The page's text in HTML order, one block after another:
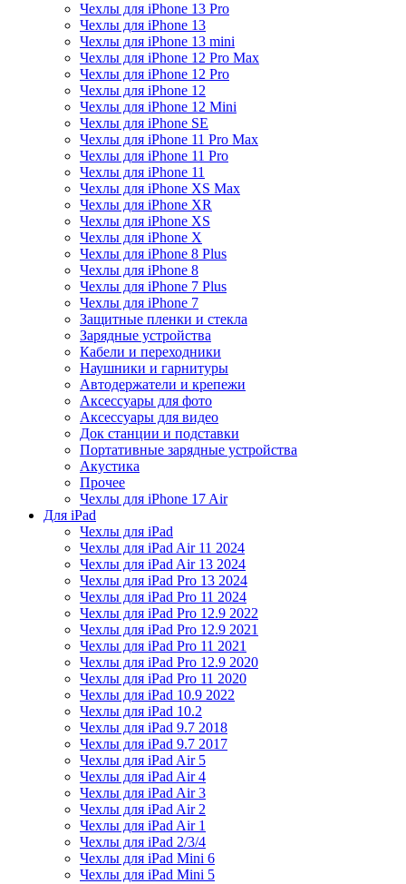
Чехлы для iPhone 13 Pro
Чехлы для iPhone 13
Чехлы для iPhone 13 mini
Чехлы для iPhone 12 Pro Max
Чехлы для iPhone 12 Pro
Чехлы для iPhone 12
Чехлы для iPhone 12 Mini
Чехлы для iPhone SE
Чехлы для iPhone 11 Pro Max
Чехлы для iPhone 11 Pro
Чехлы для iPhone 11
Чехлы для iPhone XS Max
Чехлы для iPhone XR
Чехлы для iPhone XS
Чехлы для iPhone X
Чехлы для iPhone 8 Plus
Чехлы для iPhone 8
Чехлы для iPhone 7 Plus
Чехлы для iPhone 7
Защитные пленки и стекла
Зарядные устройства
Кабели и переходники
Наушники и гарнитуры
Автодержатели и крепежи
Аксессуары для фото
Аксессуары для видео
Док станции и подставки
Портативные зарядные устройства
Акустика
Прочее
Чехлы для iPhone 17 Air
Для iPad
Чехлы для iPad
Чехлы для iPad Air 11 2024
Чехлы для iPad Air 13 2024
Чехлы для iPad Pro 13 2024
Чехлы для iPad Pro 11 2024
Чехлы для iPad Pro 12.9 2022
Чехлы для iPad Pro 12.9 2021
Чехлы для iPad Pro 11 2021
Чехлы для iPad Pro 12.9 2020
Чехлы для iPad Pro 11 2020
Чехлы для iPad 10.9 2022
Чехлы для iPad 10.2
Чехлы для iPad 9.7 2018
Чехлы для iPad 9.7 2017
Чехлы для iPad Air 5
Чехлы для iPad Air 4
Чехлы для iPad Air 3
Чехлы для iPad Air 2
Чехлы для iPad Air 1
Чехлы для iPad 2/3/4
Чехлы для iPad Mini 6
Чехлы для iPad Mini 5